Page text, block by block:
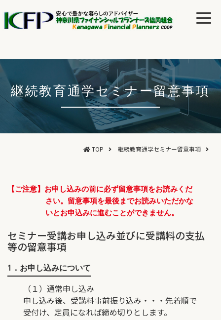
継続教育通学セミナー留意事項
TOP 継続教育通学セミナー留意事項
【ご注意】お申し込みの前に必ず留意事項をお読みくだ
さい。留意事項を最後までお読みいただかな
いとお申込みに進むことができません。
セミナー受講お申し込み並びに受講料の支払
等の留意事項
1．お申し込みについて
（１）通常申し込み
申し込み後、受講料事前振り込み・・・先着順で
受付け、定員になれば締め切りとします。